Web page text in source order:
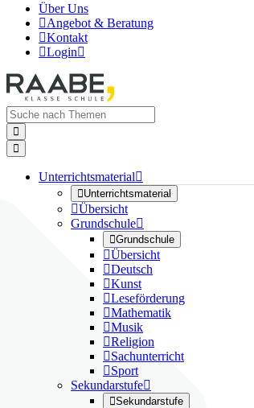
Über Uns
Angebot & Beratung
Kontakt
Login


Unterrichtsmaterial
Unterrichtsmaterial
Übersicht
Grundschule
Grundschule
Übersicht
Deutsch
Kunst
Leseförderung
Mathematik
Musik
Religion
Sachunterricht
Sport
Sekundarstufe
Sekundarstufe